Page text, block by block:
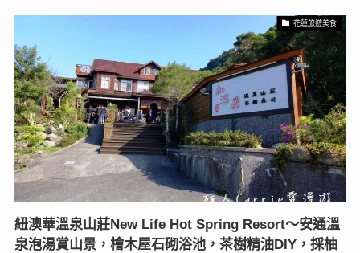
花蓮旅遊美食
紐澳華溫泉山莊New Life Hot Spring Resort〜安通溫
泉泡湯賞山景，檜木屋石砌浴池，茶樹精油DIY，採柚